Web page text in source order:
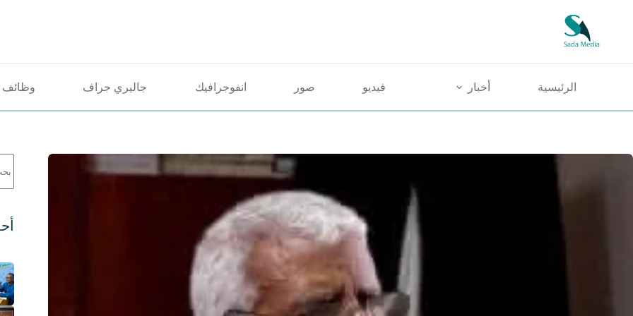
الرئيسية أخبار فيديو صور انفوجرافيك جاليري جراف وظائف